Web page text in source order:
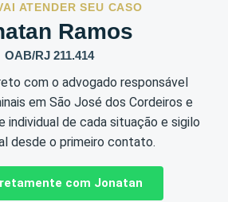
ATENDER SEU CASO
Ramos
OAB/RJ 211.414
com o advogado responsável
em São José dos Cordeiros e
individual de cada situação e sigilo
desde o primeiro contato.
com Jonatan